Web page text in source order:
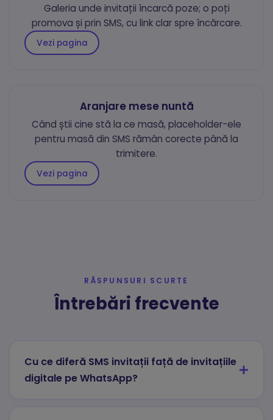
Galeria unde invitații încarcă poze; o poți
promova și prin SMS, cu link clar spre încărcare.
Vezi pagina
Aranjare mese nuntă
Când știi cine stă la ce masă, placeholder-ele
pentru masă din SMS rămân corecte până la
trimitere.
Vezi pagina
RĂSPUNSURI SCURTE
Întrebări frecvente
Cu ce diferă SMS invitații față de invitațiile
digitale pe WhatsApp?
Cookie-urile de statistici ne ajută să înțelegem cum
interacționezi cu site-ul, colectând informații anonime.
Folosim Google Analytics prin Google Tag Manager.
Folosim Meta (Facebook) Pixel și TikTok Pixel.